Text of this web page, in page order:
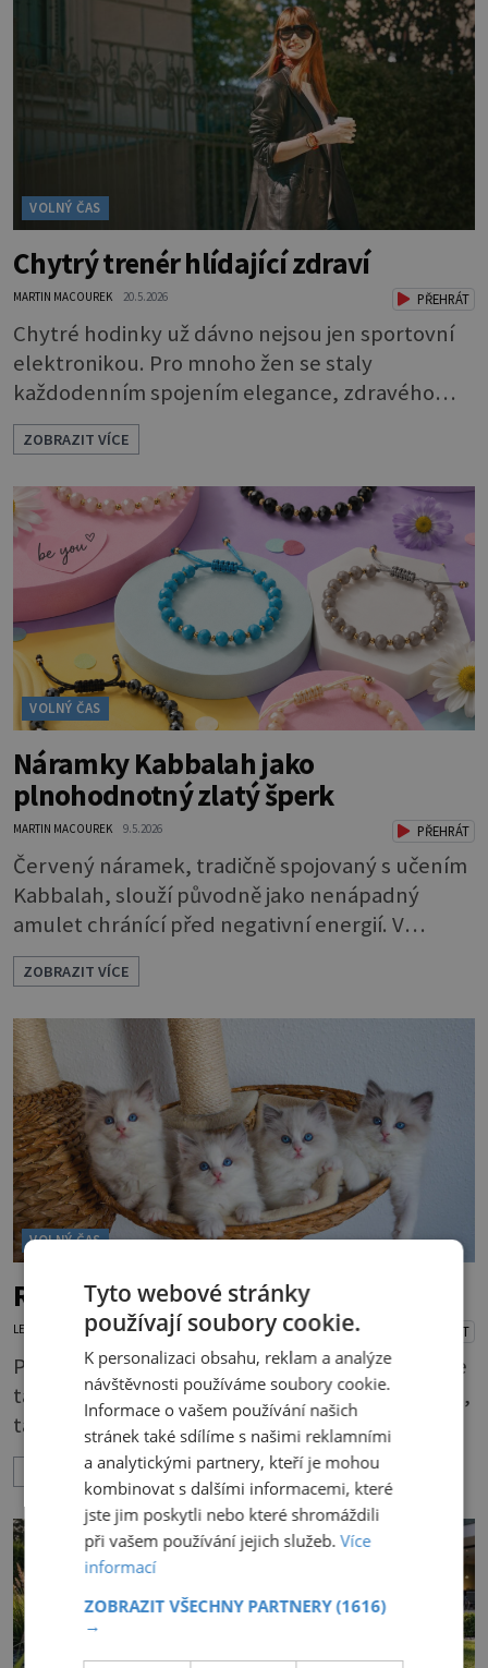
zeleninou a při nedostatečné hygieně při
přípravě a výdeji jídla se snadno rozšíří ze
zeleninového salátu i na další potraviny. Dobro
VOLNÝ ČAS
Chytrý trenér hlídající zdraví
MARTIN MACOUREK 20.5.2026 PŘEHRÁT
Chytré hodinky už dávno nejsou jen sportovní
elektronikou. Pro mnoho žen se staly
každodenním spojením elegance, zdravého
životního stylu a moderních technologií.
Huawei dnes ukazuje, že smartwatch mohou
působit stejně stylově jako klasické hodinky — a
současně nabídnout překvapivě sofistikované
funkce pro péči o zdraví i aktivní život.
Elegantní design, tenké profily, kvalitní
materiály a
ZOBRAZIT VÍCE
VOLNÝ ČAS
Náramky Kabbalah jako
plnohodnotný zlatý šperk
MARTIN MACOUREK 9.5.2026 PŘEHRÁT
Červený náramek, tradičně spojovaný s učením
Kabbalah, slouží původně jako nenápadný
amulet chránící před negativní energií. V
současné šperkařské tvorbě se však tento
symbol posouvá na zcela novou úroveň. Značka
Aurino racionálně spojuje historický význam
červené šňůrky s trvalou hodnotou drahého
kovu, čímž vzniká elegantní a plnohodnotný
šperk vhodný pro každodenní nošení. Náramky
Kabbalah z
ZOBRAZIT VÍCE
VOLNÝ ČAS
Ragdoll vás okouzlí
LENKA KORANDOVÁ 7.5.2026 PŘEHRÁT
Pokud se poohlížíte po kočičce, ale chtěli byste
takovou, která by měla také trochu psí povahu,
tak ragdollka, jak jí lidé říkají, je ta správná
volba. Ne nadarmo se jí říká také kočkopes. Má
krásné modré oči, které vás hned uhranou, a
jemný kožíšek. A je opravdu hodně veliká. To je
asi první dojem. Kocour může vážit až 10
kilogramů, kočička jen o něco méně. Dlouhá srst
a chlupatý oca
ZOBRAZIT VÍCE
Tyto webové stránky
používají soubory cookie.
K personalizaci obsahu, reklam a analýze
návštěvnosti používáme soubory cookie.
Informace o vašem používání našich
stránek také sdílíme s našimi reklamními
a analytickými partnery, kteří je mohou
kombinovat s dalšími informacemi, které
jste jim poskytli nebo které shromáždili
při vašem používání jejich služeb.Více
informací
ZOBRAZIT VŠECHNY PARTNERY(1616)
→